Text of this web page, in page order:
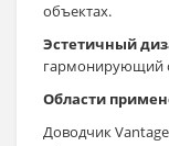
объектах.
Эстетичный
гармонирующий
Области
Доводчик